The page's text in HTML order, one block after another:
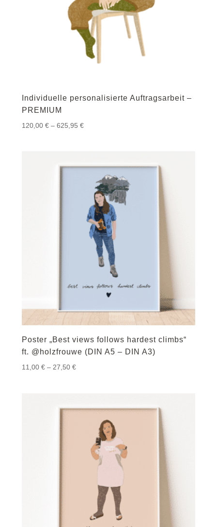
Individuelle personalisierte Auftragsarbeit –
PREMIUM
120,00 € – 625,95 €Preisspanne:
Poster „Best views follows hardest climbs“
ft. @holzfrouwe (DIN A5 – DIN A3)
11,00 € – 27,50 €Preisspanne: